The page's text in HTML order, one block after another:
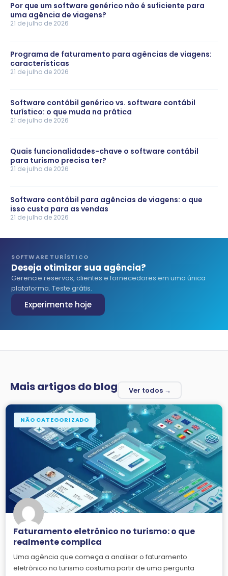
Por que um software genérico não é suficiente para
uma agência de viagens?
21 de julho de 2026
Programa de faturamento para agências de viagens:
características
21 de julho de 2026
Software contábil genérico vs. software contábil
turístico: o que muda na prática
21 de julho de 2026
Quais funcionalidades-chave o software contábil
para turismo precisa ter?
21 de julho de 2026
Software contábil para agências de viagens: o que
isso custa para as vendas
21 de julho de 2026
SOFTWARE TURÍSTICO
Deseja otimizar sua agência?
Gerencie reservas, clientes e fornecedores em uma única
plataforma. Teste grátis.
Experimente hoje
Mais artigos do blog Ver todos →
NÃO CATEGORIZADO
Faturamento eletrônico no turismo: o que
realmente complica
Uma agência que começa a analisar o faturamento
eletrônico no turismo costuma partir de uma pergunta